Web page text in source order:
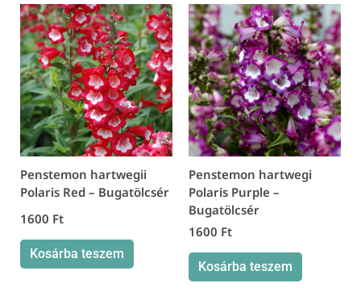
Penstemon hartwegii
Polaris Red – Bugatölcsér
1600 Ft
Kosárba teszem
Penstemon hartwegi
Polaris Purple –
Bugatölcsér
1600 Ft
Kosárba teszem